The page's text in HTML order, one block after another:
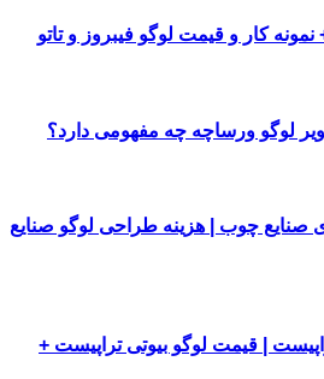
کار و قیمت لوگو فیبروز و تاتو
لوگو ورساچه چه مفهومی دارد؟
صنایع چوب | هزینه طراحی لوگو صنایع
| قیمت لوگو بیوتی تراپیست +